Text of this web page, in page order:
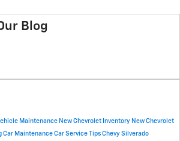
Blog
Maintenance New Chevrolet Inventory New Chevrolet
Car Maintenance Car Service Tips Chevy Silverado